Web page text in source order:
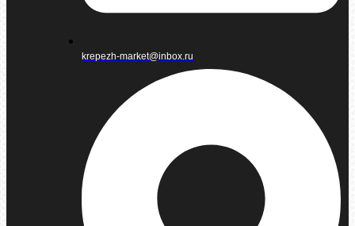
krepezh-market@inbox.ru